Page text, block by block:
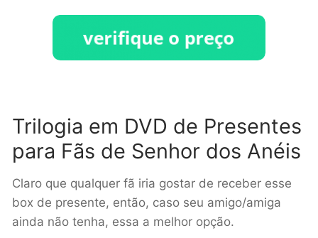
Trilogia em DVD de Presentes
para Fãs de Senhor dos Anéis
Claro que qualquer fã iria gostar de receber esse
box de presente, então, caso seu amigo/amiga
ainda não tenha, essa a melhor opção.